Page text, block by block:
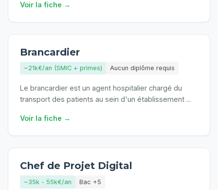
Voir la fiche →
Brancardier
~21k€/an (SMIC + primes) Aucun diplôme requis
Le brancardier est un agent hospitalier chargé du
transport des patients au sein d'un établissement ...
Voir la fiche →
Chef de Projet Digital
~35k - 55k€/an Bac +5